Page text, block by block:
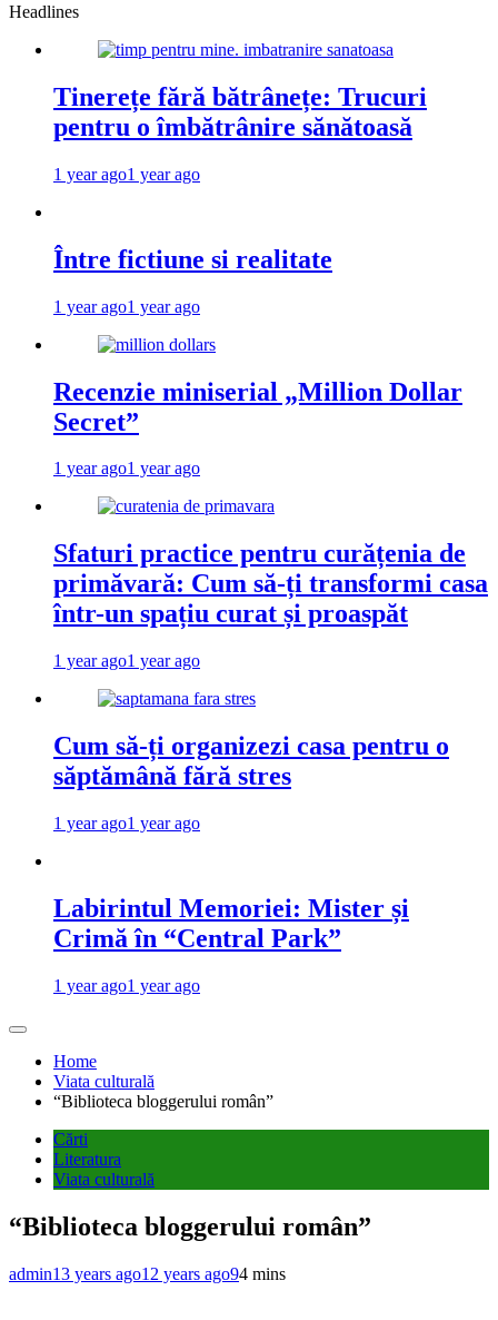
Headlines
Tinerețe fără bătrânețe: Trucuri
pentru o îmbătrânire sănătoasă
1 year ago1 year ago
Între fictiune si realitate
1 year ago1 year ago
Recenzie miniserial „Million Dollar
Secret”
1 year ago1 year ago
Sfaturi practice pentru curățenia de
primăvară: Cum să-ți transformi casa
într-un spațiu curat și proaspăt
1 year ago1 year ago
Cum să-ți organizezi casa pentru o
săptămână fără stres
1 year ago1 year ago
Labirintul Memoriei: Mister și
Crimă în “Central Park”
1 year ago1 year ago
Home
Viata culturală
“Biblioteca bloggerului român”
Cărti
Literatura
Viata culturală
“Biblioteca bloggerului român”
admin13 years ago12 years ago94 mins